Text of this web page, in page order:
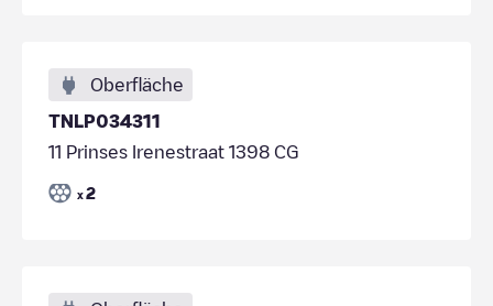
Oberfläche
TNLP034311
11 Prinses Irenestraat 1398 CG
x 2